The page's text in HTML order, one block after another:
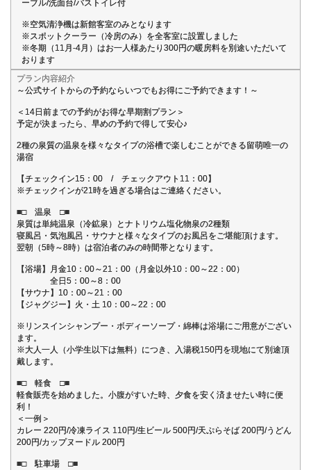
ーブル/洗面台/バストイレ付
※空気清浄機は新館客室のみとなります
※スポットクーラー（冷房のみ）を全客室に設置しました
※冬期（11月-4月）はお一人様あたり300円の暖房料を別途いただいて
おります
プラン内容紹介
～公式サイトからの予約ならいつでもお得にご予約できます！～
＜14日前までの予約がお得な早期割プラン＞
予定が決まったら、早めの予約で得して安心♪
2種の泉質の温泉を様々なタイプの浴槽で楽しむことができる留萌唯一の
湯宿
【チェックイン15：00 / チェックアウト11：00】
※チェックインが21時を過ぎる場合はご連絡ください。
■□ 温泉 □■
泉質は単純温泉（冷鉱泉）とナトリウム塩化物泉の2種類
寝風呂・気泡風呂・サウナと様々なタイプのお風呂をご堪能頂けます。
翌朝（5時～8時）は宿泊者のみの時間帯となります。
【浴場】月金10：00～21：00（月金以外10：00～22：00）
全日5：00～8：00
【サウナ】10：00～21：00
【ジャグジー】火・土 10：00～22：00
※リンスインシャンプー・ボディーソープ・綿棒は浴場にご用意がござい
ます。
※大人一人（小学生以下は無料）につき、入湯税150円を現地にて別途頂
戴します。
■□ 軽食 □■
軽食販売を始めました。小腹がすいた時、夕食を安く済ませたい時に便
利！
＜一例＞
カレー 220円/冷凍ライス 110円/生ビール 500円/天ぷらそば 200円/うどん
200円/カップヌードル 200円
■□ 駐車場 □■